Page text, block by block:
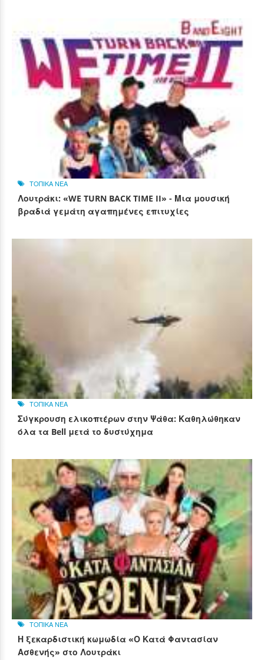
ΤΟΠΙΚΑ ΝΕΑ
Λουτράκι: «WE TURN BACK TIME II» - Μια μουσική
βραδιά γεμάτη αγαπημένες επιτυχίες
ΤΟΠΙΚΑ ΝΕΑ
Σύγκρουση ελικοπτέρων στην Ψάθα: Καθηλώθηκαν
όλα τα Bell μετά το δυστύχημα
ΤΟΠΙΚΑ ΝΕΑ
Η ξεκαρδιστική κωμωδία «Ο Κατά Φαντασίαν
Ασθενής» στο Λουτράκι